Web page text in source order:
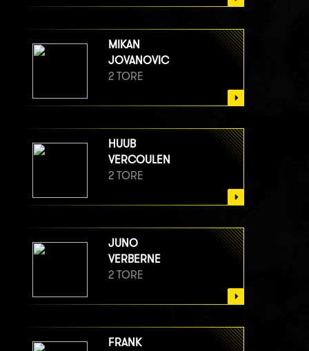
MIKAN
JOVANOVIC
2 TORE
HUUB
VERCOULEN
2 TORE
JUNO
VERBERNE
2 TORE
FRANK